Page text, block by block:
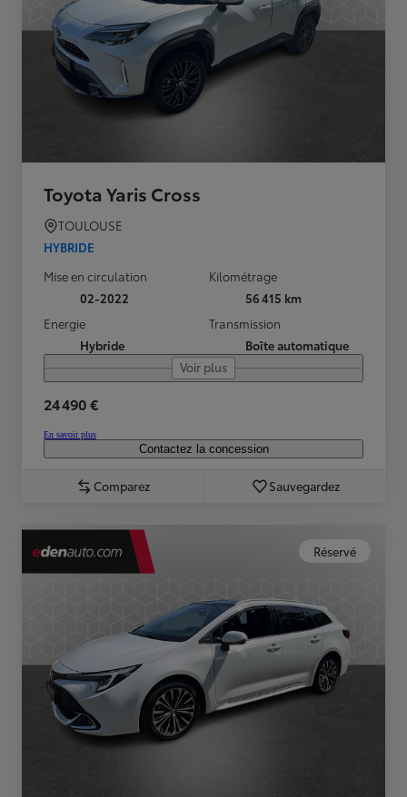
Toyota Yaris Cross
TOULOUSE
HYBRIDE
Mise en circulation
02-2022
Kilométrage
56 415 km
Energie
Hybride
Transmission
Boîte automatique
Voir plus
24 490 €
En savoir plus
Contactez la concession
Comparez Sauvegardez
Réservé